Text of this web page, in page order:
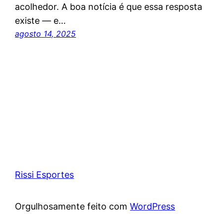
acolhedor. A boa notícia é que essa resposta
existe — e…
agosto 14, 2025
Rissi Esportes
Orgulhosamente feito comWordPress